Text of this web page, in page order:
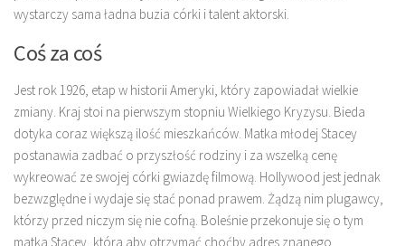
wystarczy sama ładna buzia córki i talent aktorski.
Coś za coś
Jest rok 1926, etap w historii Ameryki, który zapowiadał wielkie
zmiany. Kraj stoi na pierwszym stopniu Wielkiego Kryzysu. Bieda
dotyka coraz większą ilość mieszkańców. Matka młodej Stacey
postanawia zadbać o przyszłość rodziny i za wszelką cenę
wykreować ze swojej córki gwiazdę filmową. Hollywood jest jednak
bezwzględne i wydaje się stać ponad prawem. Żądzą nim plugawcy,
którzy przed niczym się nie cofną. Boleśnie przekonuje się o tym
matka Stacey, która aby otrzymać choćby adres znanego